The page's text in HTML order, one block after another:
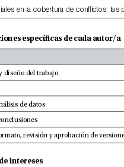
6. Contribuciones especícas de cada autor/a
7. Conicto de intereses